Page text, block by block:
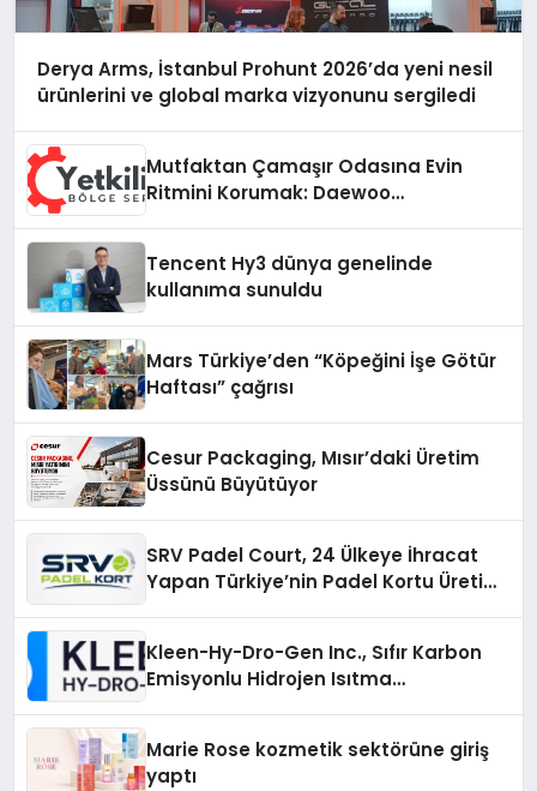
Derya Arms, İstanbul Prohunt 2026’da yeni nesil
ürünlerini ve global marka vizyonunu sergiledi
Mutfaktan Çamaşır Odasına Evin
Ritmini Korumak: Daewoo
Tencent Hy3 dünya genelinde
kullanıma sunuldu
Mars Türkiye’den “Köpeğini İşe Götür
Haftası” çağrısı
Cesur Packaging, Mısır’daki Üretim
Üssünü Büyütüyor
SRV Padel Court, 24 Ülkeye İhracat
Yapan Türkiye’nin Padel Kortu Üretim
Kleen-Hy-Dro-Gen Inc., Sıfır Karbon
Emisyonlu Hidrojen Isıtma
Marie Rose kozmetik sektörüne giriş
yaptı